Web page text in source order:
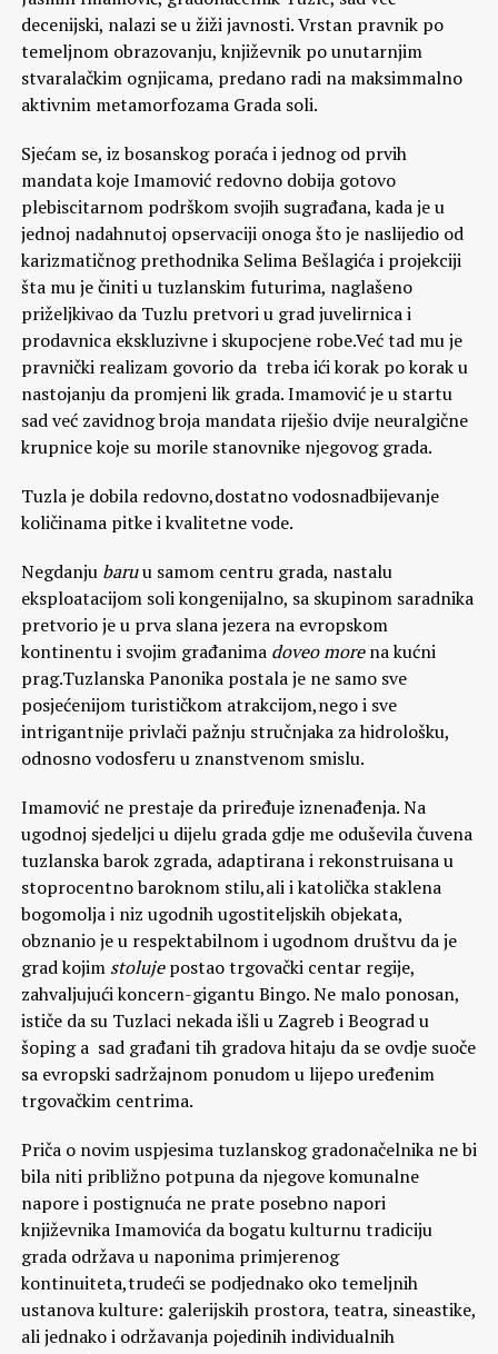
decenijski, nalazi se u žiži javnosti. Vrstan pravnik po
temeljnom obrazovanju, književnik po unutarnjim
stvaralačkim ognjicama, predano radi na maksimmalno
aktivnim metamorfozama Grada soli.
Sjećam se, iz bosanskog poraća i jednog od prvih
mandata koje Imamović redovno dobija gotovo
plebiscitarnom podrškom svojih sugrađana, kada je u
jednoj nadahnutoj opservaciji onoga što je naslijedio od
karizmatičnog prethodnika Selima Bešlagića i projekciji
šta mu je činiti u tuzlanskim futurima, naglašeno
priželjkivao da Tuzlu pretvori u grad juvelirnica i
prodavnica ekskluzivne i skupocjene robe.Već tad mu je
pravnički realizam govorio da treba ići korak po korak u
nastojanju da promjeni lik grada. Imamović je u startu
sad već zavidnog broja mandata riješio dvije neuralgične
krupnice koje su morile stanovnike njegovog grada.
Tuzla je dobila redovno,dostatno vodosnadbijevanje
količinama pitke i kvalitetne vode.
Negdanju baruu samom centru grada, nastalu
eksploatacijom soli kongenijalno, sa skupinom saradnika
pretvorio je u prva slana jezera na evropskom
kontinentu i svojim građanima doveo morena kućni
prag.Tuzlanska Panonika postala je ne samo sve
posjećenijom turističkom atrakcijom,nego i sve
intrigantnije privlači pažnju stručnjaka za hidrološku,
odnosno vodosferu u znanstvenom smislu.
Imamović ne prestaje da priređuje iznenađenja. Na
ugodnoj sjedeljci u dijelu grada gdje me oduševila čuvena
tuzlanska barok zgrada, adaptirana i rekonstruisana u
stoprocentno baroknom stilu,ali i katolička staklena
bogomolja i niz ugodnih ugostiteljskih objekata,
obznanio je u respektabilnom i ugodnom društvu da je
grad kojim stolujepostao trgovački centar regije,
zahvaljujući koncern-gigantu Bingo. Ne malo ponosan,
ističe da su Tuzlaci nekada išli u Zagreb i Beograd u
šoping a sad građani tih gradova hitaju da se ovdje suoče
sa evropski sadržajnom ponudom u lijepo uređenim
trgovačkim centrima.
Priča o novim uspjesima tuzlanskog gradonačelnika ne bi
bila niti približno potpuna da njegove komunalne
napore i postignuća ne prate posebno napori
književnika Imamovića da bogatu kulturnu tradiciju
grada održava u naponima primjerenog
kontinuiteta,trudeći se podjednako oko temeljnih
ustanova kulture: galerijskih prostora, teatra, sineastike,
ali jednako i održavanja pojedinih individualnih